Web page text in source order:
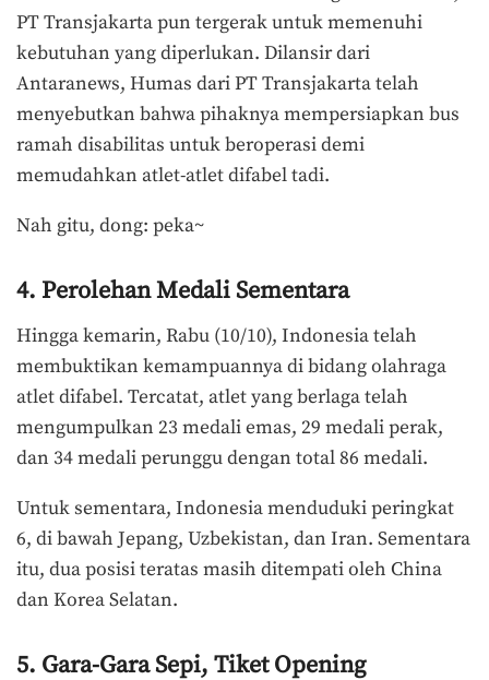
PT Transjakarta pun tergerak untuk memenuhi
kebutuhan yang diperlukan. Dilansir dari
Antaranews, Humas dari PT Transjakarta telah
menyebutkan bahwa pihaknya mempersiapkan bus
ramah disabilitas untuk beroperasi demi
memudahkan atlet-atlet difabel tadi.
Nah gitu, dong: peka~
4. Perolehan Medali Sementara
Hingga kemarin, Rabu (10/10), Indonesia telah
membuktikan kemampuannya di bidang olahraga
atlet difabel. Tercatat, atlet yang berlaga telah
mengumpulkan 23 medali emas, 29 medali perak,
dan 34 medali perunggu dengan total 86 medali.
Untuk sementara, Indonesia menduduki peringkat
6, di bawah Jepang, Uzbekistan, dan Iran. Sementara
itu, dua posisi teratas masih ditempati oleh China
dan Korea Selatan.
5. Gara-Gara Sepi, Tiket Opening